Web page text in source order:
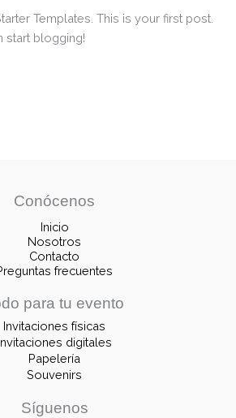
Templates. This is your first post.
start blogging!
Conócenos
Inicio
Nosotros
Contacto
frecuentes
para tu evento
Invitaciones físicas
Invitaciones digitales
Papelería
Souvenirs
Síguenos